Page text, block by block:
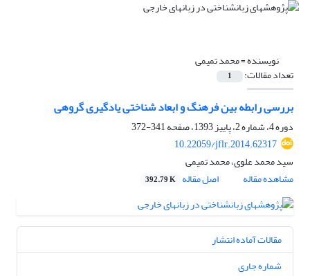
نویسنده =محمد تمیمی
تعداد مقالات: 1
بررسی رابطه بین فرهنگ و ابعاد شناختی یادگیری گروهی
دوره 4، شماره 2، پاییز 1393، صفحه
341-372
10.22059/jflr.2014.62317
سید محمد علوی، محمد تمیمی
مشاهده مقاله
اصل مقاله 392.79 K
مقالات آماده انتشار
شماره جاری